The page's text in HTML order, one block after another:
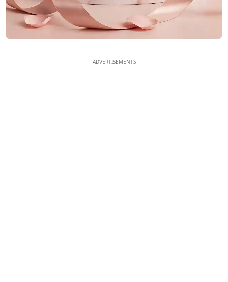
ADVERTISEMENTS